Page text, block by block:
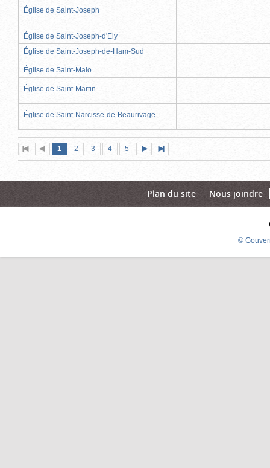
Église de Saint-Joseph
Église de Saint-Joseph-d'Ely
Église de Saint-Joseph-de-Ham-Sud
Église de Saint-Malo
Église de Saint-Martin
Église de Saint-Narcisse-de-Beaurivage
Première
page
Page
précédente
Page
1 (page
actuelle)
Page
2 Page
3 Page
4 Page
5
suivante
page
Plan du site Nous joindre
©